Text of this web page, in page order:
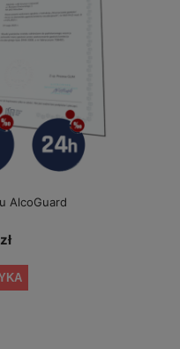
AlcoGuard